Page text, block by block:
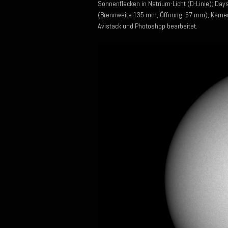
Sonnenflecken in Natrium-Licht (D-Linie);
(Brennweite 135 mm, Öffnung: 67 mm);
Avistack und Photoshop bearbeitet.